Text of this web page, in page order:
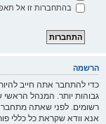
בהתחברות זו אל
הרשמה
כדי להתחבר אתה חייב
גבוהות יותר. המנהל
רשומים. לפני שאתה מתחבר
אנא וודא שקראת כל כללי